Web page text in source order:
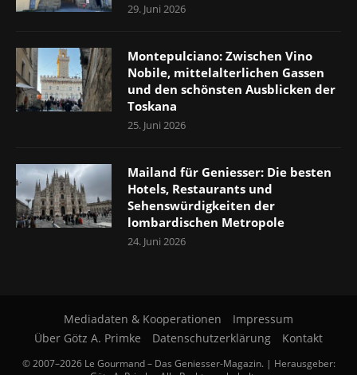
29. Juni 2026
Montepulciano: Zwischen Vino
Nobile, mittelalterlichen Gassen
und den schönsten Ausblicken der
Toskana
25. Juni 2026
Mailand für Geniesser: Die besten
Hotels, Restaurants und
Sehenswürdigkeiten der
lombardischen Metropole
24. Juni 2026
Mediadaten & Kooperationen
Impressum
Über Götz A. Primke
Datenschutzerklärung Kontakt
© 2007–2026 Le Gourmand – Das Geniesser-Magazin. | Herausgeber: